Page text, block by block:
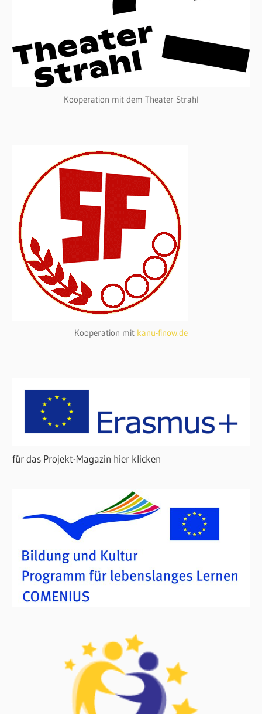
Kooperation mit dem Theater Strahl
Kooperation mit kanu-finow.de
für das Projekt-Magazin hier klicken